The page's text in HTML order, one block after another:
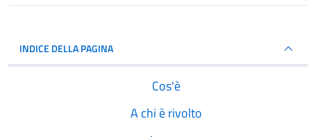
INDICE DELLA PAGINA
Cos'è
A chi è rivolto